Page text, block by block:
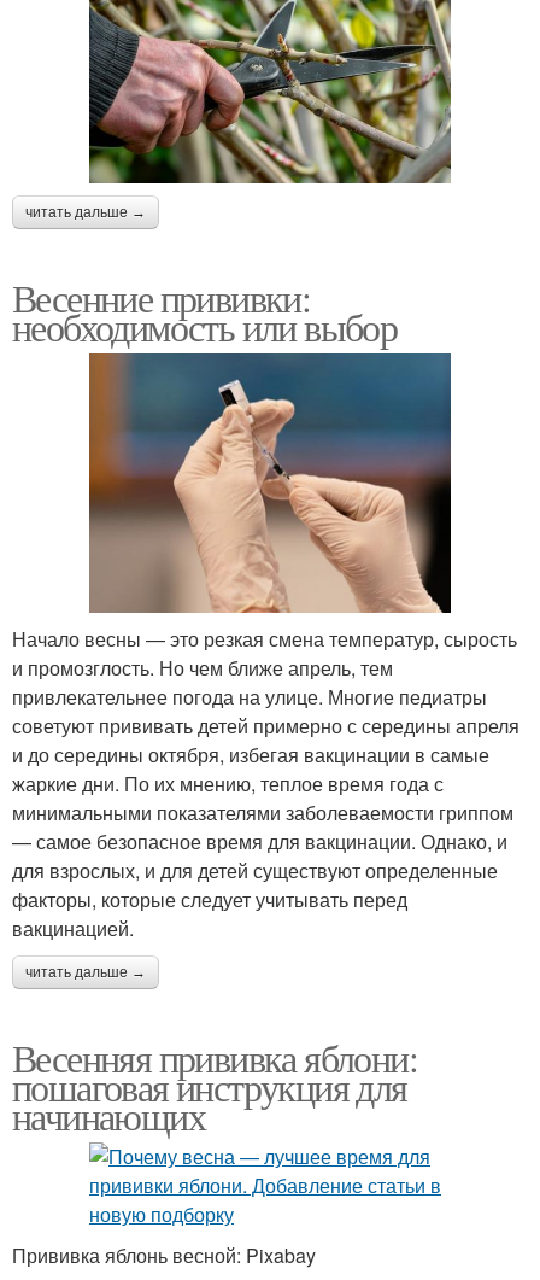
читать дальше →
Весенние прививки:
необходимость или выбор
Начало весны — это резкая смена температур, сырость
и промозглость. Но чем ближе апрель, тем
привлекательнее погода на улице. Многие педиатры
советуют прививать детей примерно с середины апреля
и до середины октября, избегая вакцинации в самые
жаркие дни. По их мнению, теплое время года с
минимальными показателями заболеваемости гриппом
— самое безопасное время для вакцинации. Однако, и
для взрослых, и для детей существуют определенные
факторы, которые следует учитывать перед
вакцинацией.
читать дальше →
Весенняя прививка яблони:
пошаговая инструкция для
начинающих
Прививка яблонь весной: Pixabay